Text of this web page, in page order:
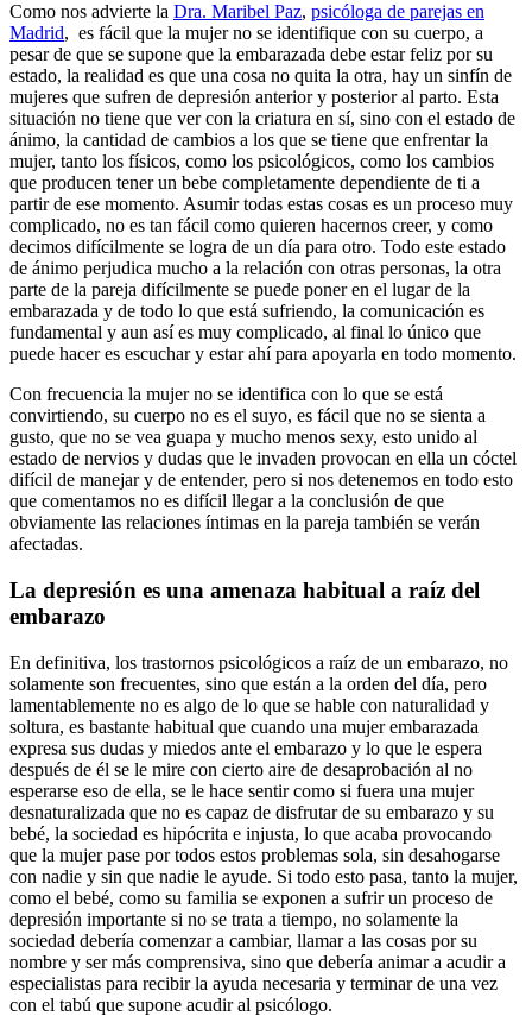
Como nos advierte la Dra. Maribel Paz, psicóloga de parejas en
Madrid, es fácil que la mujer no se identifique con su cuerpo, a
pesar de que se supone que la embarazada debe estar feliz por su
estado, la realidad es que una cosa no quita la otra, hay un sinfín de
mujeres que sufren de depresión anterior y posterior al parto. Esta
situación no tiene que ver con la criatura en sí, sino con el estado de
ánimo, la cantidad de cambios a los que se tiene que enfrentar la
mujer, tanto los físicos, como los psicológicos, como los cambios
que producen tener un bebe completamente dependiente de ti a
partir de ese momento. Asumir todas estas cosas es un proceso muy
complicado, no es tan fácil como quieren hacernos creer, y como
decimos difícilmente se logra de un día para otro. Todo este estado
de ánimo perjudica mucho a la relación con otras personas, la otra
parte de la pareja difícilmente se puede poner en el lugar de la
embarazada y de todo lo que está sufriendo, la comunicación es
fundamental y aun así es muy complicado, al final lo único que
puede hacer es escuchar y estar ahí para apoyarla en todo momento.
Con frecuencia la mujer no se identifica con lo que se está
convirtiendo, su cuerpo no es el suyo, es fácil que no se sienta a
gusto, que no se vea guapa y mucho menos sexy, esto unido al
estado de nervios y dudas que le invaden provocan en ella un cóctel
difícil de manejar y de entender, pero si nos detenemos en todo esto
que comentamos no es difícil llegar a la conclusión de que
obviamente las relaciones íntimas en la pareja también se verán
afectadas.
La depresión es una amenaza habitual a raíz del
embarazo
En definitiva, los trastornos psicológicos a raíz de un embarazo, no
solamente son frecuentes, sino que están a la orden del día, pero
lamentablemente no es algo de lo que se hable con naturalidad y
soltura, es bastante habitual que cuando una mujer embarazada
expresa sus dudas y miedos ante el embarazo y lo que le espera
después de él se le mire con cierto aire de desaprobación al no
esperarse eso de ella, se le hace sentir como si fuera una mujer
desnaturalizada que no es capaz de disfrutar de su embarazo y su
bebé, la sociedad es hipócrita e injusta, lo que acaba provocando
que la mujer pase por todos estos problemas sola, sin desahogarse
con nadie y sin que nadie le ayude. Si todo esto pasa, tanto la mujer,
como el bebé, como su familia se exponen a sufrir un proceso de
depresión importante si no se trata a tiempo, no solamente la
sociedad debería comenzar a cambiar, llamar a las cosas por su
nombre y ser más comprensiva, sino que debería animar a acudir a
especialistas para recibir la ayuda necesaria y terminar de una vez
con el tabú que supone acudir al psicólogo.